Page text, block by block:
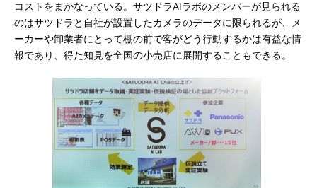
コストをまかなっている。サツドラAIラボのメンバーが見られる
のはサツドラと自社が設置したカメラのデータに限られるが、メ
ーカーや卸業者にとって棚の前で客がどう行動するかは有益な情
報であり、得た知見を全国の小売店に展開することもできる。